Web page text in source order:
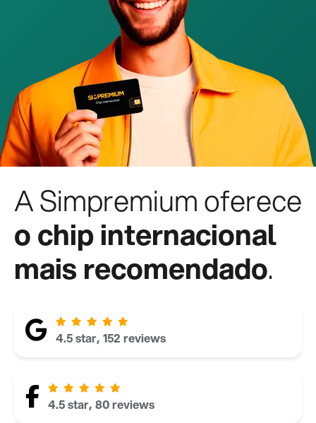
A Simpremium oferece
o chip internacional
mais recomendado.
4.5 star, 152 reviews
4.5 star, 80 reviews